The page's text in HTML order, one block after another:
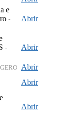
e
-
Abrir
-
Abrir
Abrir
Abrir
Abrir